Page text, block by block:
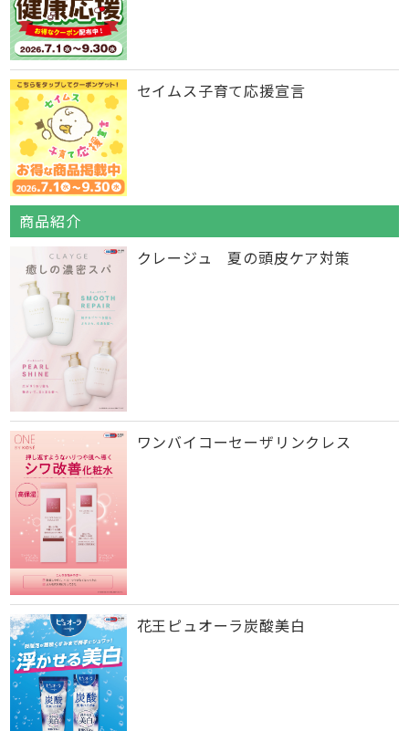
セイムス子育て応援宣言
商品紹介
クレージュ 夏の頭皮ケア対策
ワンバイコーセーザリンクレス
花王ピュオーラ炭酸美白